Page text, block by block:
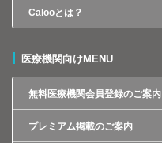
Calooとは？
医療機関向けMENU
無料医療機関会員登録のご案内
プレミアム掲載のご案内